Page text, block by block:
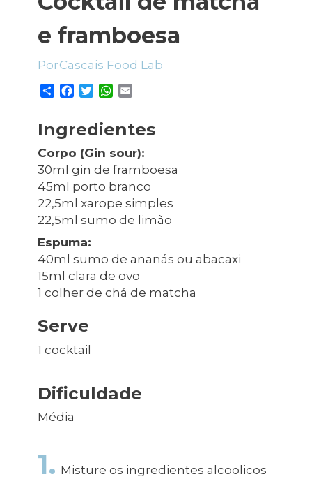
Planeamento Estratégico
Reabilitação urbana
Cascais Próxima
Governação
Mobilidade
Qualidade de vida
Sociedade & Educação
TEMPOS LIVRES
INVESTIR EM CASCAIS
SERVIÇOS
MAPA DO PORTAL
e framboesa
Cascais Food Lab
S
r
F
e
o
o
k
T
t
t
e
r
W
t
A
p
p
E
i
Ingredientes
Corpo (Gin sour):
30ml gin de framboesa
45ml porto branco
22,5ml xarope simples
22,5ml sumo de limão
Espuma:
40ml sumo de ananás ou abacaxi
15ml clara de ovo
1 colher de chá de matcha
Serve
1 cocktail
Dificuldade
Média
1. Misture os ingredientes alcoolicos